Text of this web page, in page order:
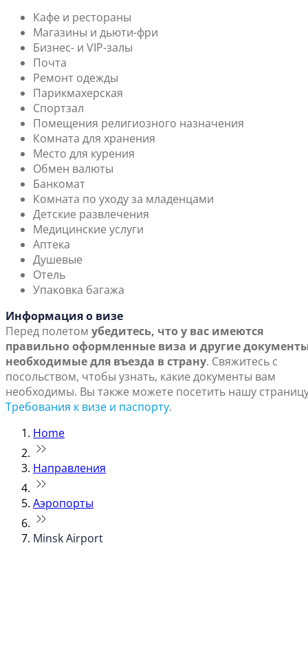
Кафе и рестораны
Магазины и дьюти-фри
Бизнес- и VIP-залы
Почта
Ремонт одежды
Парикмахерская
Спортзал
Помещения религиозного назначения
Комната для хранения
Место для курения
Обмен валюты
Банкомат
Комната по уходу за младенцами
Детские развлечения
Медицинские услуги
Аптека
Душевые
Отель
Упаковка багажа
Информация о визе
Перед полетом убедитесь, что у вас имеются
правильно оформленные виза и другие
необходимые для въезда в страну. Свяжитесь с
посольством, чтобы узнать, какие документы вам
необходимы. Вы также можете посетить нашу
Требования к визе и паспорту.
Home
Направления
Аэропорты
Minsk Airport